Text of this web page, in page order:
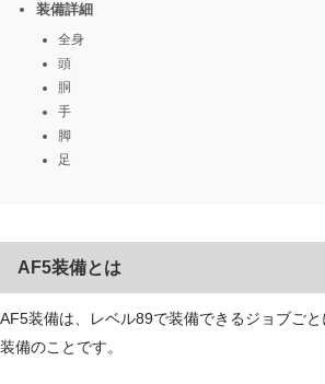
装備詳細
全身
頭
胴
手
脚
足
AF5装備とは
AF5装備は、レベル89で装備できるジョブご
装備のことです。